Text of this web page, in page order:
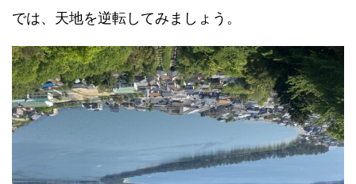
では、天地を逆転してみましょう。